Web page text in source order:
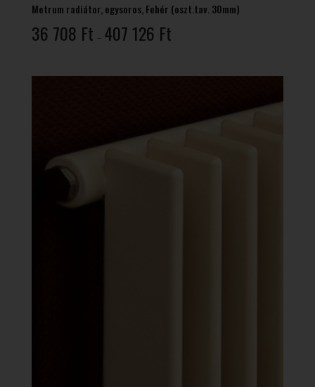
Metrum radiátor, egysoros, Fehér (oszt.tav. 30mm)
36 708 Ft – 407 126 Ft36
-